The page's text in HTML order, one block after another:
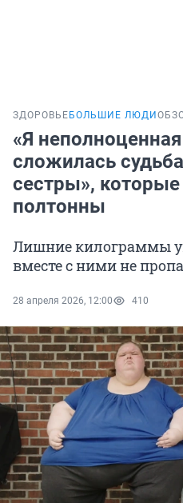
ЗДОРОВЬЕ БОЛЬШИЕ ЛЮДИ
«Я
сложилась
сестры»,
полтонны
Лишние килограммы
вместе с ними не
28 апреля 2026, 12:00 410